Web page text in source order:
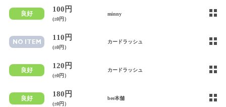
良好
100円
(±0円）
minny
NO ITEM
110円
(±0円）
カードラッシュ
良好
120円
(±0円）
カードラッシュ
良好
180円
(±0円）
bee本舗